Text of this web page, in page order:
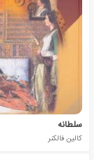
سلطانه
کالین فالکنر